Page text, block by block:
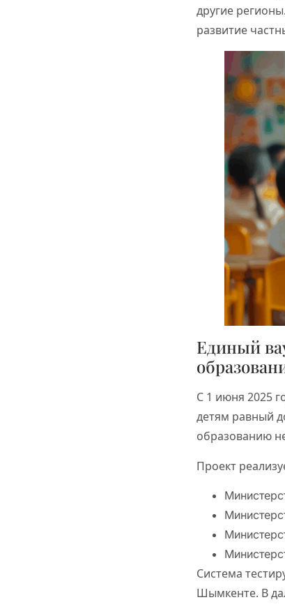
другие
развитие
Единый
С 1 июня 2025
детям равный
образованию
Проект
Система
Шымкенте. В